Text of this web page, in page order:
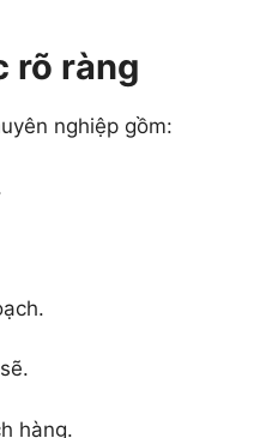
rõ ràng
nghiệp gồm:
hàng.